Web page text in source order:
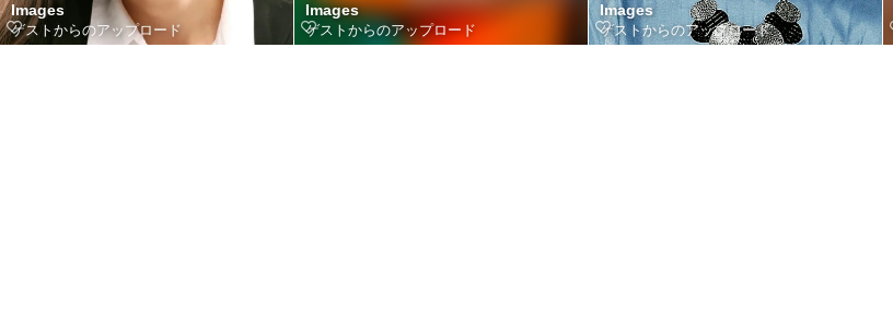
Images
ゲストからのアップロード
Images
ゲストからのアップロード
Images
ゲストからのアップロード